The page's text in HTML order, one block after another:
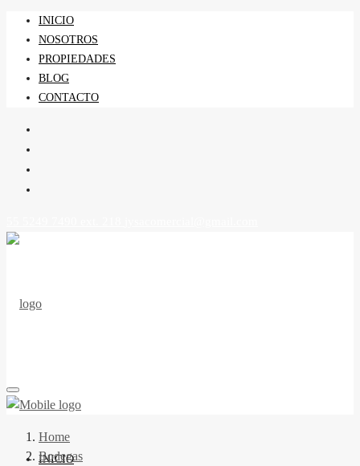
INICIO
NOSOTROS
PROPIEDADES
BLOG
CONTACTO
INICIO
Home
Bodegas